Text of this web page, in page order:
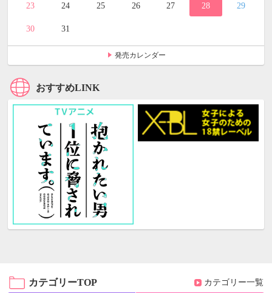
23 24 25 26 27 28 29
30 31
発売カレンダー
おすすめLINK
カテゴリーTOP カテゴリー一覧